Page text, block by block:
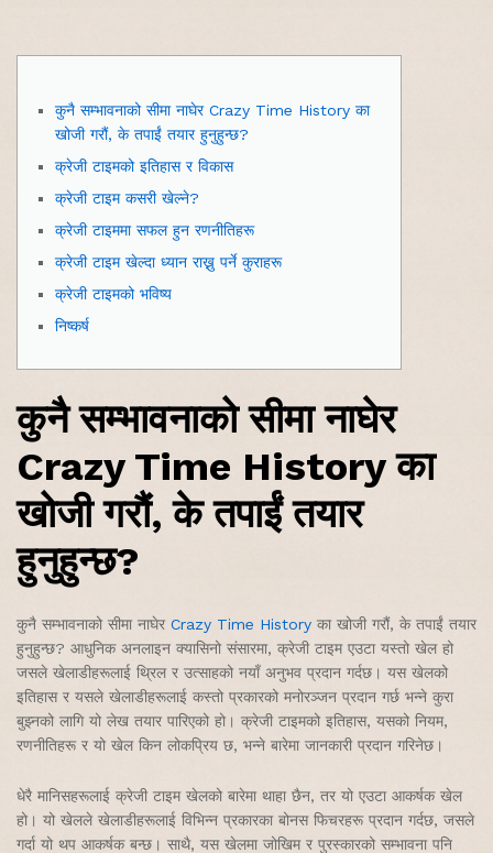
कुनै सम्भावनाको सीमा नाघेर Crazy Time History का
खोजी गरौं, के तपाईं तयार हुनुहुन्छ?
क्रेजी टाइमको इतिहास र विकास
क्रेजी टाइम कसरी खेल्ने?
क्रेजी टाइममा सफल हुन रणनीतिहरू
क्रेजी टाइम खेल्दा ध्यान राख्नु पर्ने कुराहरू
क्रेजी टाइमको भविष्य
निष्कर्ष
कुनै सम्भावनाको सीमा नाघेर
Crazy Time History का
खोजी गरौं, के तपाईं तयार
हुनुहुन्छ?
कुनै सम्भावनाको सीमा नाघेर Crazy Time History का खोजी गरौं, के तपाईं तयार
हुनुहुन्छ? आधुनिक अनलाइन क्यासिनो संसारमा, क्रेजी टाइम एउटा यस्तो खेल हो
जसले खेलाडीहरूलाई थ्रिल र उत्साहको नयाँ अनुभव प्रदान गर्दछ। यस खेलको
इतिहास र यसले खेलाडीहरूलाई कस्तो प्रकारको मनोरञ्जन प्रदान गर्छ भन्ने कुरा
बुझ्नको लागि यो लेख तयार पारिएको हो। क्रेजी टाइमको इतिहास, यसको नियम,
रणनीतिहरू र यो खेल किन लोकप्रिय छ, भन्ने बारेमा जानकारी प्रदान गरिनेछ।
धेरै मानिसहरूलाई क्रेजी टाइम खेलको बारेमा थाहा छैन, तर यो एउटा आकर्षक खेल
हो। यो खेलले खेलाडीहरूलाई विभिन्न प्रकारका बोनस फिचरहरू प्रदान गर्दछ, जसले
गर्दा यो थप आकर्षक बन्छ। साथै, यस खेलमा जोखिम र पुरस्कारको सम्भावना पनि